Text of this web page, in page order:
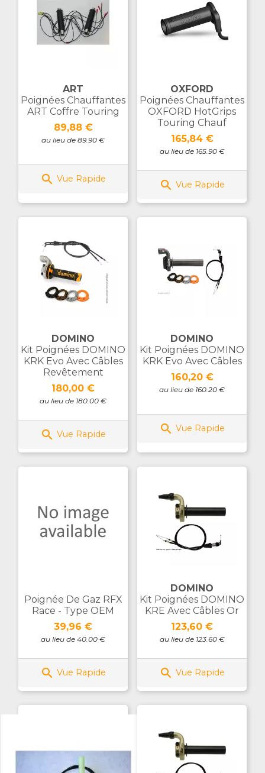
ART
Poignées Chauffantes
ART Coffre Touring
Prix
89,88 €
au lieu de 89.90 €
 Vue Rapide
OXFORD
Poignées Chauffantes
OXFORD HotGrips
Touring Chauf
Prix
165,84 €
au lieu de 165.90 €
 Vue Rapide
DOMINO
Kit Poignées DOMINO
KRK Evo Avec Câbles
Revêtement
Prix
180,00 €
au lieu de 180.00 €
 Vue Rapide
DOMINO
Kit Poignées DOMINO
KRK Evo Avec Câbles
Prix
160,20 €
au lieu de 160.20 €
 Vue Rapide
Poignée De Gaz RFX
Race - Type OEM
Prix
39,96 €
au lieu de 40.00 €
 Vue Rapide
DOMINO
Kit Poignées DOMINO
KRE Avec Câbles Or
Prix
123,60 €
au lieu de 123.60 €
 Vue Rapide